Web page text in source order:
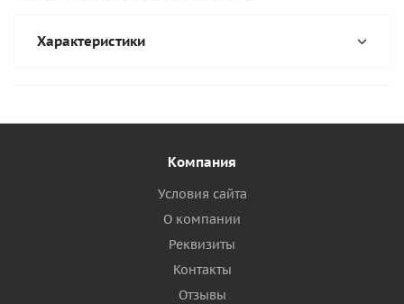
Характеристики
Компания
Условия сайта
О компании
Реквизиты
Контакты
Отзывы